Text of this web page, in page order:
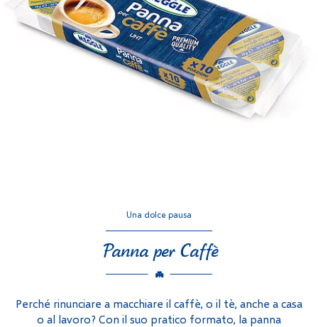
Una dolce pausa
Panna per Caffè
Perché rinunciare a macchiare il caffè, o il tè, anche a casa
o al lavoro? Con il suo pratico formato, la panna